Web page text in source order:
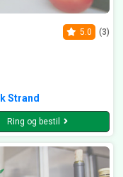
5.0 (3)
Strand
Ring og bestil